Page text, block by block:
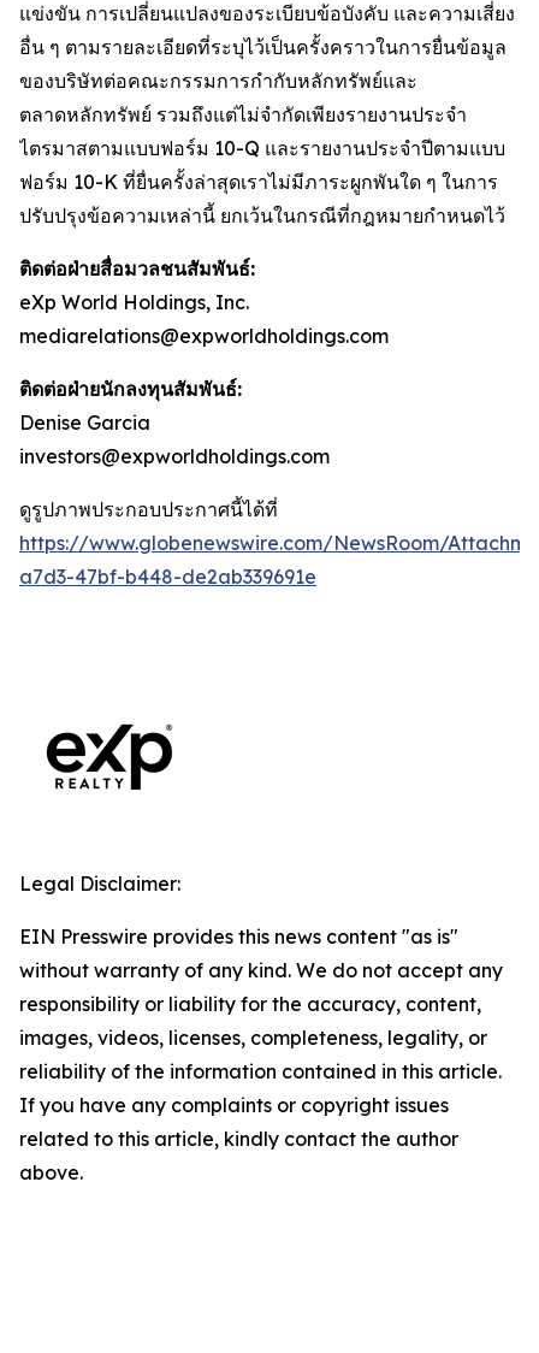
แข่งขัน การเปลี่ยนแปลงของระเบียบข้อบังคับ และความเสี่ยง
อื่น ๆ ตามรายละเอียดที่ระบุไว้เป็นครั้งคราวในการยื่นข้อมูล
ของบริษัทต่อคณะกรรมการกำกับหลักทรัพย์และ
ตลาดหลักทรัพย์ รวมถึงแต่ไม่จำกัดเพียงรายงานประจำ
ไตรมาสตามแบบฟอร์ม 10-Q และรายงานประจำปีตามแบบ
ฟอร์ม 10-K ที่ยื่นครั้งล่าสุดเราไม่มีภาระผูกพันใด ๆ ในการ
ปรับปรุงข้อความเหล่านี้ ยกเว้นในกรณีที่กฎหมายกำหนดไว้
ติดต่อฝ่ายสื่อมวลชนสัมพันธ์:
eXp World Holdings, Inc.
mediarelations@expworldholdings.com
ติดต่อฝ่ายนักลงทุนสัมพันธ์:
Denise Garcia
investors@expworldholdings.com
ดูรูปภาพประกอบประกาศนี้ได้ที่
https://www.globenewswire.com/NewsRoom/
a7d3-47bf-b448-de2ab339691e
Legal Disclaimer:
EIN Presswire provides this news content "as is"
without warranty of any kind. We do not accept any
responsibility or liability for the accuracy, content,
images, videos, licenses, completeness, legality, or
reliability of the information contained in this article.
If you have any complaints or copyright issues
related to this article, kindly contact the author
above.